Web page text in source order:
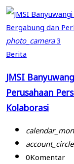
photo_camera3
Berita
JMSI
Perusahaan
Kolaborasi
account_circle
0Komentar